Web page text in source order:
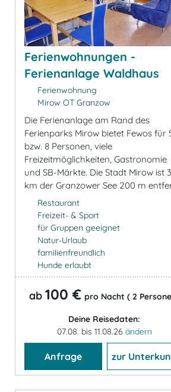
Ferienwohnungen -
Ferienanlage Waldhaus
Ferienwohnung
Mirow OT Granzow
Die Ferienanlage am Rand des
Ferienparks Mirow bietet Fewos für
bzw. 8 Personen, viele
Freizeitmöglichkeiten, Gastronomie
und SB-Märkte. Die Stadt Mirow ist 3
km der Granzower See 200 m
Restaurant
Freizeit- & Sport
für Gruppen geeignet
Natur-Urlaub
familienfreundlich
Hunde erlaubt
ab 100 € pro Nacht ( 2
Deine Reisedaten:
07.08. bis 11.08.26 ändern
Anfrage zur